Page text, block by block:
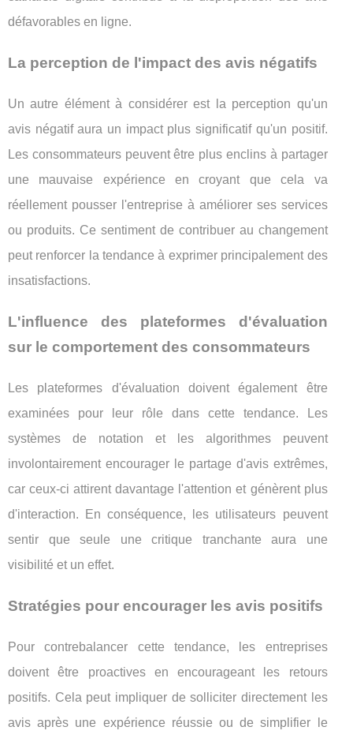
défavorables en ligne.
La perception de l'impact des avis négatifs
Un autre élément à considérer est la perception qu'un
avis négatif aura un impact plus significatif qu'un positif.
Les consommateurs peuvent être plus enclins à partager
une mauvaise expérience en croyant que cela va
réellement pousser l'entreprise à améliorer ses services
ou produits. Ce sentiment de contribuer au changement
peut renforcer la tendance à exprimer principalement des
insatisfactions.
L'influence des plateformes d'évaluation
sur le comportement des consommateurs
Les plateformes d'évaluation doivent également être
examinées pour leur rôle dans cette tendance. Les
systèmes de notation et les algorithmes peuvent
involontairement encourager le partage d'avis extrêmes,
car ceux-ci attirent davantage l'attention et génèrent plus
d'interaction. En conséquence, les utilisateurs peuvent
sentir que seule une critique tranchante aura une
visibilité et un effet.
Stratégies pour encourager les avis positifs
Pour contrebalancer cette tendance, les entreprises
doivent être proactives en encourageant les retours
positifs. Cela peut impliquer de solliciter directement les
avis après une expérience réussie ou de simplifier le